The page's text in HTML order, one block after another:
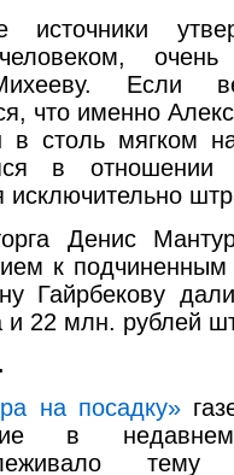
источники
Если
что именно
в столь мягком
в отношении
исключительно
Денис
к подчиненным
Гайрбекову
и 22 млн. рублей
на посадку»
в
тему